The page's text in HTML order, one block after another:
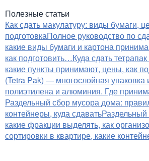
Полезные статьи
Как сдать макулатуру: виды бумаги,
подготовкаПолное руководство по
какие виды бумаги и картона
как подготовить…Куда сдать
какие пункты принимают, цены, как
(Tetra Pak) — многослойная упаковка
полиэтилена и алюминия. Где
Раздельный сбор мусора дома:
контейнеры, куда сдавать
какие фракции выделять, как
сортировки в квартире, какие